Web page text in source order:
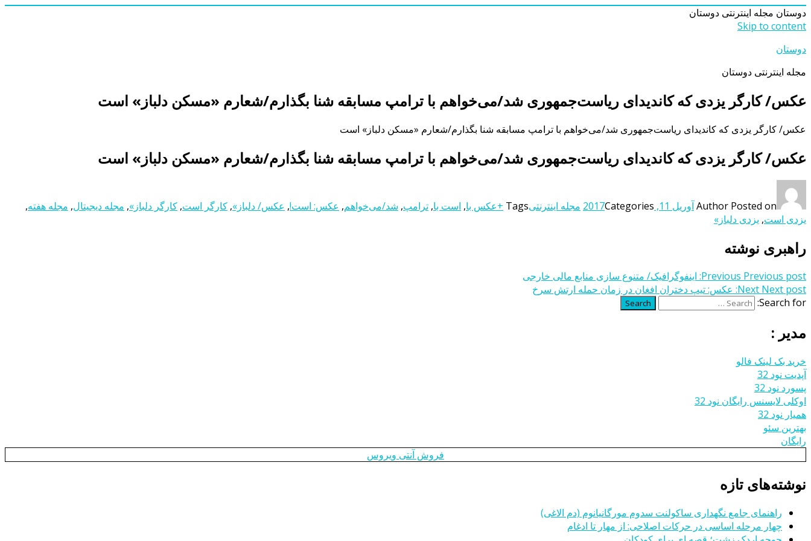
دوستان مجله اینترنتی دوستان
Skip to content
دوستان
مجله اینترنتی دوستان
عکس/ کارگر یزدی که کاندیدای ریاست‌جمهوری شد/می‌خواهم با ترامپ مسابقه شنا بگذارم/شعارم «مسکن دلباز» است
عکس/ کارگر یزدی که کاندیدای ریاست‌جمهوری شد/می‌خواهم با ترامپ مسابقه شنا بگذارم/شعارم «مسکن دلباز» است
عکس/ کارگر یزدی که کاندیدای ریاست‌جمهوری شد/می‌خواهم با ترامپ مسابقه شنا بگذارم/شعارم «مسکن دلباز» است
Author Posted on آوریل 11, 2017 Categories مجله اینترنتیTags +عکس با, است با, ترامپ, شد/می‌خواهم, عکس: است!, عکس/ دلباز», کارگر است, کارگر دلباز», مجله دیجیتال, مجله هفته,
یزدی است, یزدی دلباز»
راهبری نوشته
Previous Previous post:
اینفوگرافیک/ متنوع سازی منابع مالی خارجی
Next Next post:
عکس: تیپ دختران افغان در زمان حمله ارتش سرخ
Search for:
Search
مدیر :
خرید بک لینک فالو
آپدیت نود 32
پسورد نود 32
اوکلی لایسنس رایگان نود 32
همیار نود 32
بهترین سئو
رایگان
فروش آنتی ویروس
نوشته‌های تازه
راهنمای جامع نگهداری ساکولنت سدوم مورگانیانوم (دم الاغی)
چهار مرحله اساسی در حرکات اصلاحی: از مهار تا ادغام